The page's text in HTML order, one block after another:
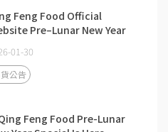
Feng Food Official
Pre–Lunar New Year
01-30
公告
Feng Food Pre-Lunar